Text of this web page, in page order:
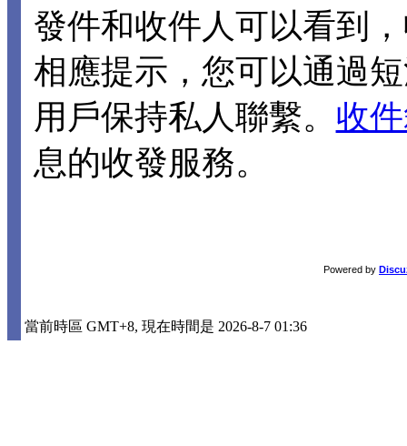
發件和收件人可以看到
相應提示，您可以通過
用戶保持私人聯繫。 收
息的收發服務。
Powered by
當前時區 GMT+8, 現在時間是 2026-8-7 01:36